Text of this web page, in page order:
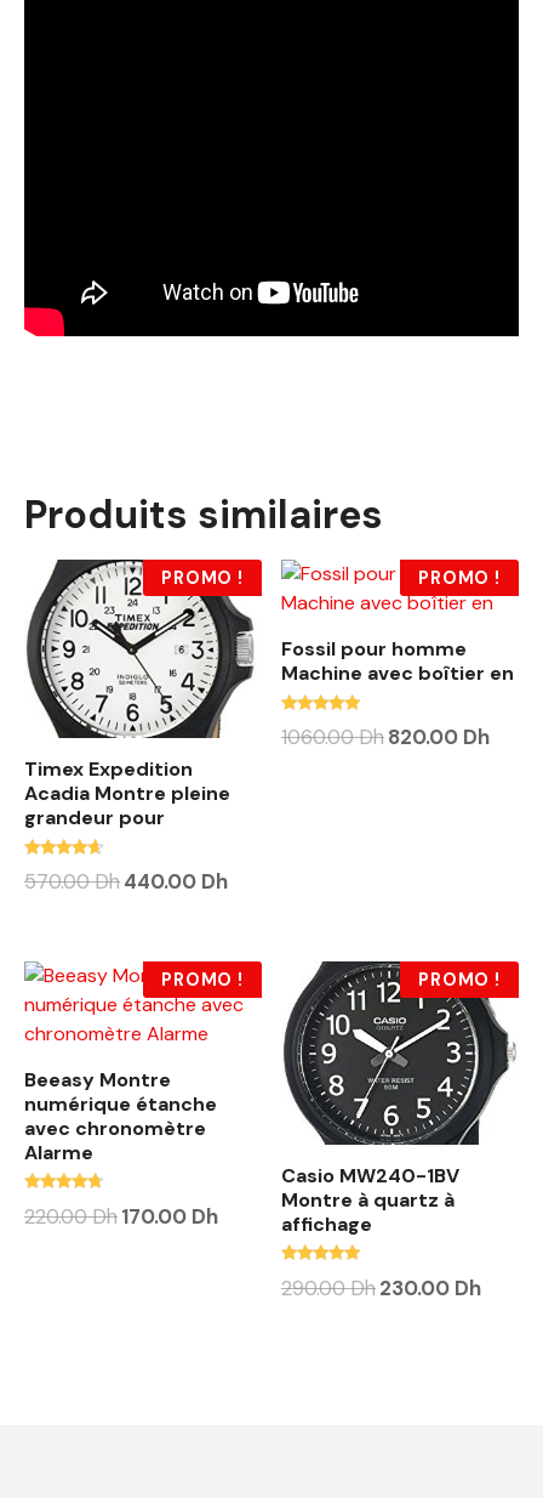
Produits similaires
PROMO !
Timex Expedition
Acadia Montre pleine
grandeur pour
4.38
570.00Dh440.00 Dh
PROMO !
Fossil pour homme
Machine avec boîtier en
4.88
1060.00Dh820.00 Dh
PROMO !
Beeasy Montre
numérique étanche
avec chronomètre
Alarme
4.50
220.00Dh170.00 Dh
PROMO !
Casio MW240-1BV
Montre à quartz à
affichage
4.88
290.00Dh230.00 Dh